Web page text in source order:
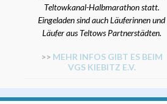
Teltowkanal-Halbmarathon statt.
Eingeladen sind auch Läuferinnen und
Läufer aus Teltows Partnerstädten.
>> MEHR INFOS GIBT ES BEIM
VGS KIEBITZ E.V.